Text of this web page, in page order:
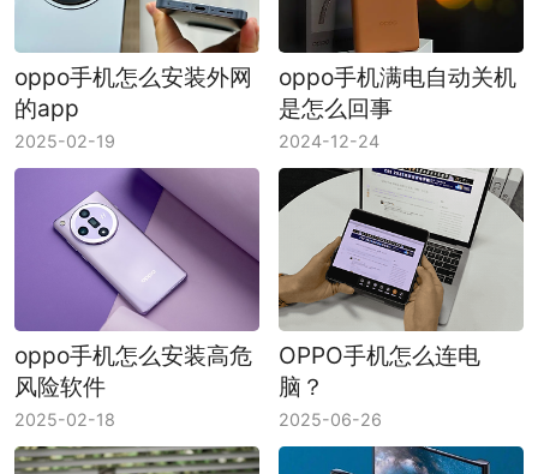
oppo手机怎么安装外网
的app
2025-02-19
oppo手机满电自动关机
是怎么回事
2024-12-24
oppo手机怎么安装高危
风险软件
2025-02-18
OPPO手机怎么连电
脑？
2025-06-26